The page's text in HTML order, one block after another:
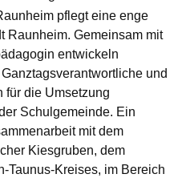
pflegt eine enge
Raunheim. Gemeinsam mit
entwickeln
und
für die Umsetzung
Schulgemeinde. Ein
mit dem
Kiesgruben, dem
Taunus-Kreises, im Bereich